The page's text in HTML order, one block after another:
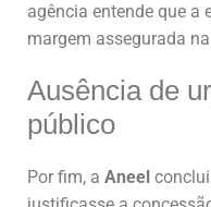
agência entende que a
margem assegurada
Ausência de
público
Por fim, a Aneel